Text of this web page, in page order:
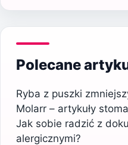
Polecane
Ryba z puszki
Molarr – artykuły
Jak sobie radzić z
alergicznymi?